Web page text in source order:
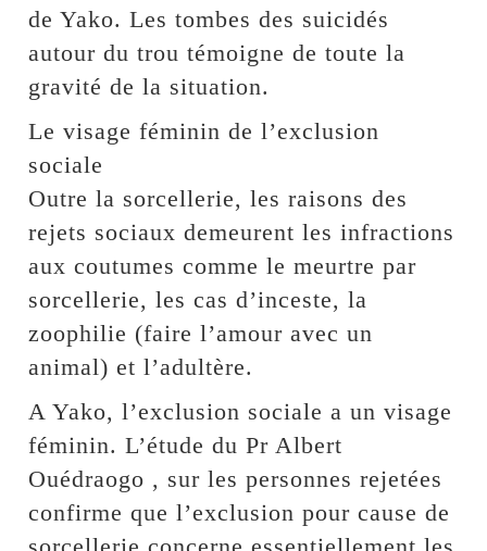
de Yako. Les tombes des suicidés
autour du trou témoigne de toute la
gravité de la situation.
Le visage féminin de l’exclusion
sociale
Outre la sorcellerie, les raisons des
rejets sociaux demeurent les infractions
aux coutumes comme le meurtre par
sorcellerie, les cas d’inceste, la
zoophilie (faire l’amour avec un
animal) et l’adultère.
A Yako, l’exclusion sociale a un visage
féminin. L’étude du Pr Albert
Ouédraogo , sur les personnes rejetées
confirme que l’exclusion pour cause de